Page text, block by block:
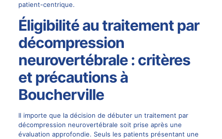
patient-centrique.
Éligibilité au traitement par
décompression
neurovertébrale : critères
et précautions à
Boucherville
Il importe que la décision de débuter un traitement par
décompression neurovertébrale soit prise après une
évaluation approfondie. Seuls les patients présentant une